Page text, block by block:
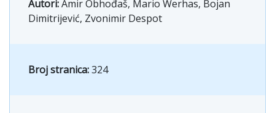
Autori:Amir Obhođaš, Mario Werhas, Bojan
Dimitrijević, Zvonimir Despot
Broj stranica:324